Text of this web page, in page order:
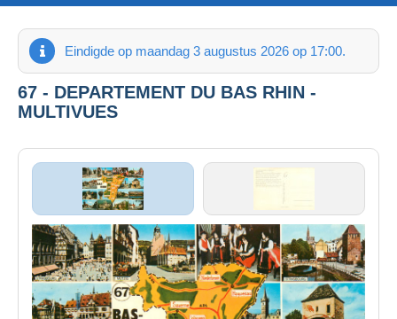
Eindigde op maandag 3 augustus 2026 op 17:00.
67 - DEPARTEMENT DU BAS RHIN -
MULTIVUES